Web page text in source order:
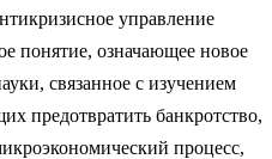
управление
понятие, означающее новое
свя­занное с изучением
предотвратить бан­кротство,
процесс,